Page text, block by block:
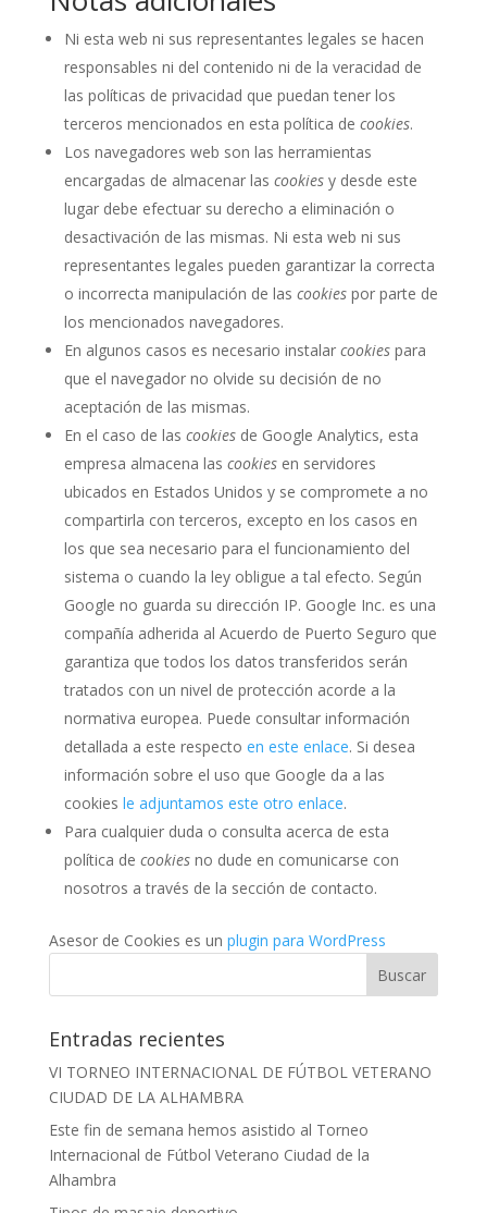
Ni esta web ni sus representantes legales se hacen
responsables ni del contenido ni de la veracidad de
las políticas de privacidad que puedan tener los
terceros mencionados en esta política de cookies.
Los navegadores web son las herramientas
encargadas de almacenar las cookiesy desde este
lugar debe efectuar su derecho a eliminación o
desactivación de las mismas. Ni esta web ni sus
representantes legales pueden garantizar la correcta
o incorrecta manipulación de las cookiespor parte de
los mencionados navegadores.
En algunos casos es necesario instalar cookiespara
que el navegador no olvide su decisión de no
aceptación de las mismas.
En el caso de las cookiesde Google Analytics, esta
empresa almacena las cookiesen servidores
ubicados en Estados Unidos y se compromete a no
compartirla con terceros, excepto en los casos en
los que sea necesario para el funcionamiento del
sistema o cuando la ley obligue a tal efecto. Según
Google no guarda su dirección IP. Google Inc. es una
compañía adherida al Acuerdo de Puerto Seguro que
garantiza que todos los datos transferidos serán
tratados con un nivel de protección acorde a la
normativa europea. Puede consultar información
detallada a este respecto en este enlace. Si desea
información sobre el uso que Google da a las
cookies le adjuntamos este otro enlace.
Para cualquier duda o consulta acerca de esta
política de cookiesno dude en comunicarse con
nosotros a través de la sección de contacto.
Asesor de Cookies es un plugin para WordPress
Entradas recientes
VI TORNEO INTERNACIONAL DE FÚTBOL VETERANO
CIUDAD DE LA ALHAMBRA
Este fin de semana hemos asistido al Torneo
Internacional de Fútbol Veterano Ciudad de la
Alhambra